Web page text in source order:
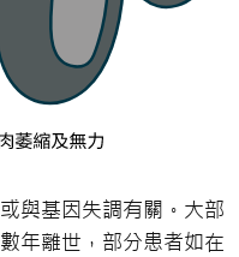
與基因失調有關。大部
年離世，部分患者如在